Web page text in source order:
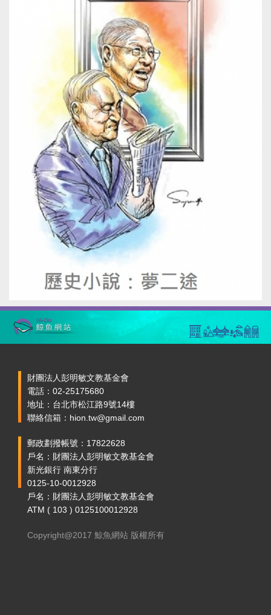
財團法人彭明敏文教基金會
電話：02-25175680
地址：台北市松江路9號14樓
聯絡信箱：hion.tw@gmail.com
郵政劃撥帳號：17822628
戶名：財團法人彭明敏文教基金會
新光銀行 南東分行
0125-10-0012928
戶名：財團法人彭明敏文教基金會
ATM ( 103 ) 0125100012928
Copyright@2017 鯨魚網站 版權所有